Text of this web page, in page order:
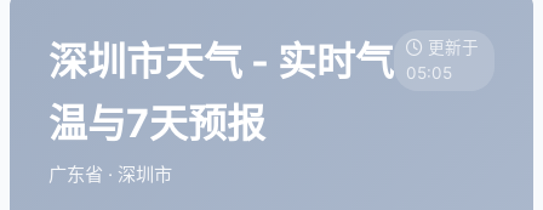
深圳市天气 - 实时气
温与7天预报
广东省 · 深圳市
更新于
05:05